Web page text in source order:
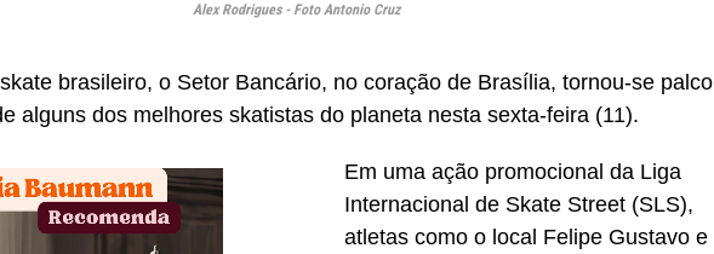
Alex Rodrigues - Foto Antonio Cruz
brasileiro, o Setor Bancário, no coração de Brasília, tornou-se palco
alguns dos melhores skatistas do planeta nesta sexta-feira (11).
Em uma ação promocional da Liga
Internacional de Skate Street (SLS),
atletas como o local Felipe Gustavo e